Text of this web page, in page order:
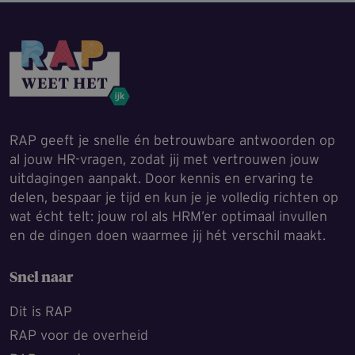
RAP geeft je snelle én betrouwbare antwoorden op
al jouw HR-vragen, zodat jij met vertrouwen jouw
uitdagingen aanpakt. Door kennis en ervaring te
delen, bespaar je tijd en kun je je volledig richten op
wat écht telt: jouw rol als HRM’er optimaal invullen
en de dingen doen waarmee jij hét verschil maakt.
Snel naar
Dit is RAP
RAP voor de overheid